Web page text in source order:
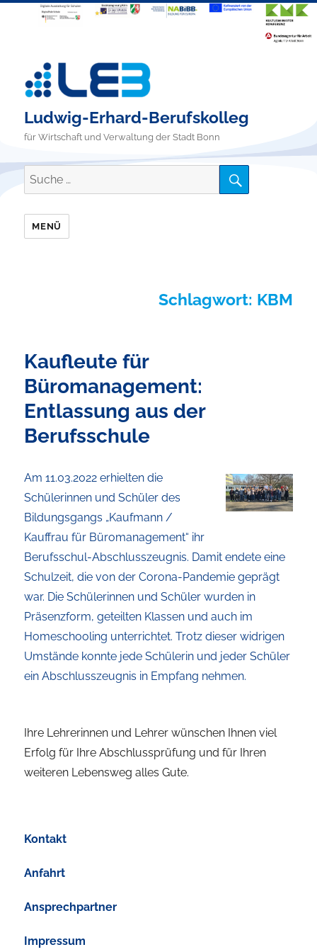
Ludwig-Erhard-Berufskolleg
für Wirtschaft und Verwaltung der Stadt Bonn
Suche
nach:
SUCHE
MENÜ
Schlagwort: KBM
Kaufleute für
Büromanagement:
Entlassung aus der
Berufsschule
Am 11.03.2022 erhielten die
Schülerinnen und Schüler des
Bildungsgangs „Kaufmann /
Kauffrau für Büromanagement“ ihr
Berufsschul-Abschlusszeugnis. Damit endete eine
Schulzeit, die von der Corona-Pandemie geprägt
war. Die Schülerinnen und Schüler wurden in
Präsenzform, geteilten Klassen und auch im
Homeschooling unterrichtet. Trotz dieser widrigen
Umstände konnte jede Schülerin und jeder Schüler
ein Abschlusszeugnis in Empfang nehmen.
Ihre Lehrerinnen und Lehrer wünschen Ihnen viel
Erfolg für Ihre Abschlussprüfung und für Ihren
weiteren Lebensweg alles Gute.
Kontakt
Anfahrt
Ansprechpartner
Impressum